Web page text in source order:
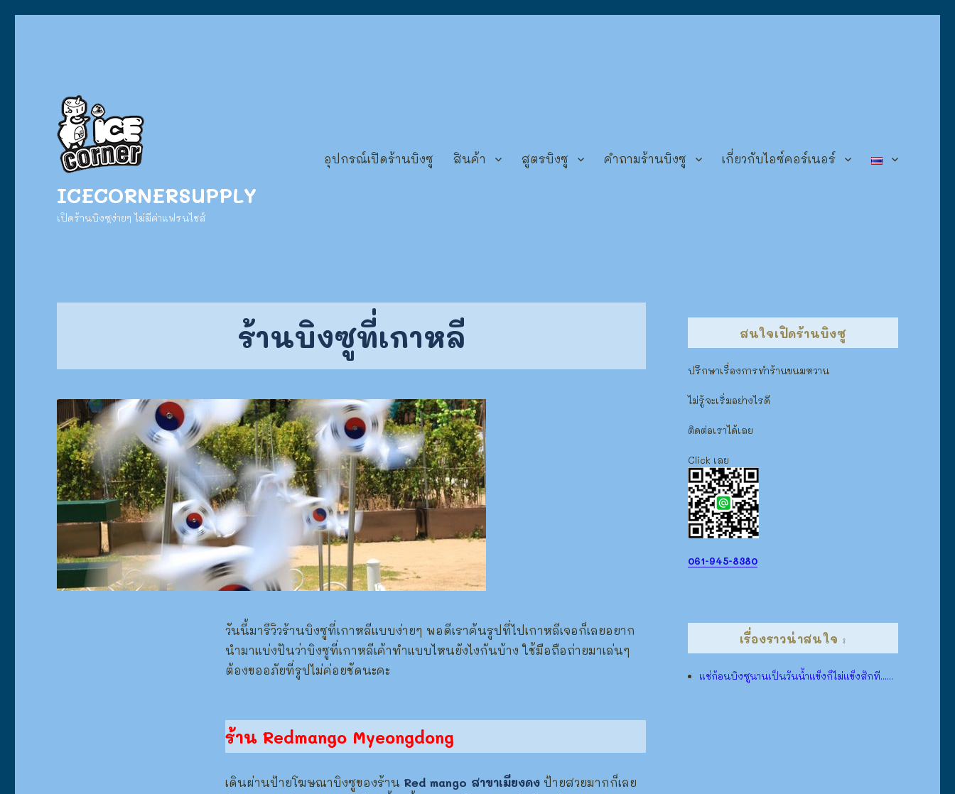
ICECORNERSUPPLY
เปิดร้านบิงซูง่ายๆ ไม่มีค่าแฟรนไชส์
อุปกรณ์เปิดร้านบิงซู สินค้า สูตรบิงซู คำถามร้านบิงซู เกี่ยวกับไอซ์คอร์เนอร์
ร้านบิงซูที่เกาหลี
วันนี้มารีวิวร้านบิงซูที่เกาหลีแบบง่ายๆ พอดีเราค้นรูปที่ไปเกาหลีเจอก็เลยอยาก
นำมาแบ่งปันว่าบิงซูที่เกาหลีเค้าทำแบบไหนยังไงกันบ้างใช้มือถือถ่ายมาเล่นๆ
ต้องขออภัยที่รูปไม่ค่อยชัดนะคะ
ร้าน Redmango Myeongdong
เดินผ่านป้ายโฆษณาบิงซูของร้าน Red mango สาขาเมียงดงป้ายสวยมากก็เลย
สนใจเปิดร้านบิงซู
ปรึกษาเรื่องการทำร้านขนมหวาน
ไม่รู้จะเริ่มอย่างไรดี
ติดต่อเราได้เลย
Click เลย
061-945-8380
เรื่องราวน่าสนใจ :
แช่ก้อนบิงซูนานเป็นวันน้ำแข็งก็ไม่แข็งสักที......